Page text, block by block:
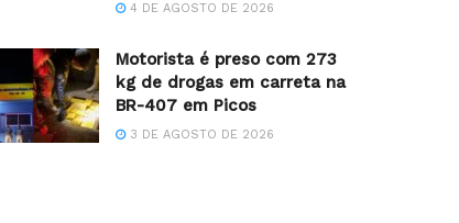
4 DE AGOSTO DE 2026
Motorista é preso com 273
kg de drogas em carreta na
BR-407 em Picos
3 DE AGOSTO DE 2026